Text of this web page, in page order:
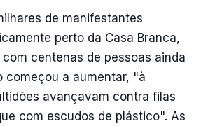
de manifestantes
perto da Casa Branca,
centenas de pessoas ainda
começou a aumentar, "à
avançavam contra filas
com escudos de plástico". As